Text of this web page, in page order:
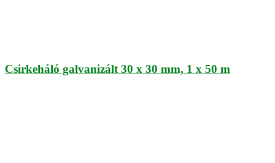
Csirkeháló galvanizált 30 x 30 mm, 1 x 50 m